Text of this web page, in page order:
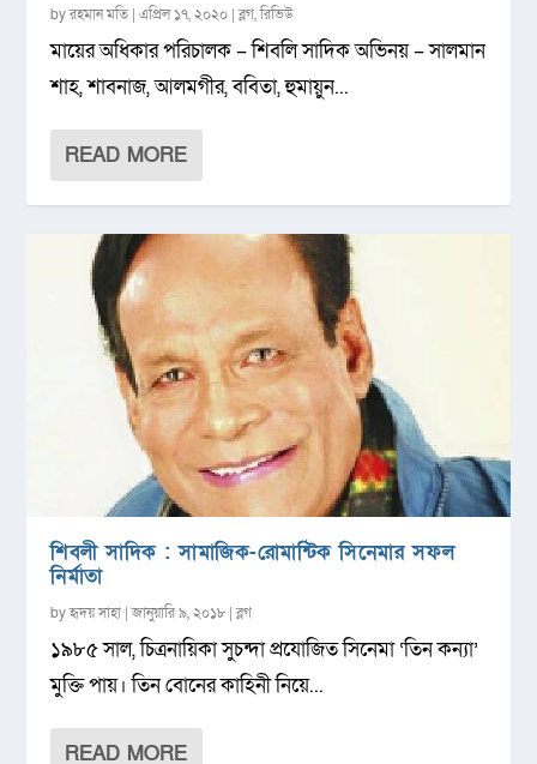
byরহমান মতি |এপ্রিল ১৭, ২০২০ |ব্লগ,রিভিউ
মায়ের অধিকার পরিচালক – শিবলি সাদিক অভিনয় – সালমান
শাহ, শাবনাজ, আলমগীর, ববিতা, হুমায়ুন...
READ MORE
শিবলী সাদিক : সামাজিক-রোমান্টিক সিনেমার সফল
নির্মাতা
byহৃদয় সাহা |জানুয়ারি ৯, ২০১৮ |ব্লগ
১৯৮৫ সাল, চিত্রনায়িকা সুচন্দা প্রযোজিত সিনেমা ‘তিন কন্যা’
মুক্তি পায়। তিন বোনের কাহিনী নিয়ে...
READ MORE